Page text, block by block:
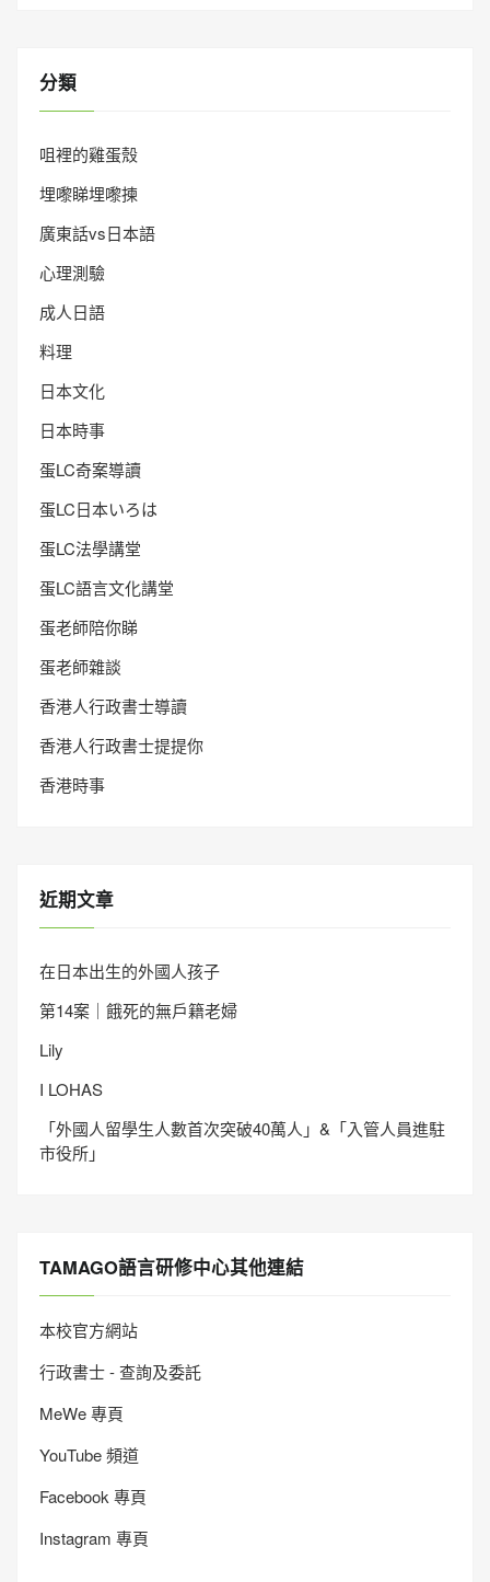
分類
咀裡的雞蛋殼
埋嚟睇埋嚟揀
廣東話vs日本語
心理測驗
成人日語
料理
日本文化
日本時事
蛋LC奇案導讀
蛋LC日本いろは
蛋LC法學講堂
蛋LC語言文化講堂
蛋老師陪你睇
蛋老師雜談
香港人行政書士導讀
香港人行政書士提提你
香港時事
近期文章
在日本出生的外國人孩子
第14案｜餓死的無戶籍老婦
Lily
I LOHAS
「外國人留學生人數首次突破40萬人」&「入管人員進駐
市役所」
TAMAGO語言研修中心其他連結
本校官方網站
行政書士 - 查詢及委託
MeWe 專頁
YouTube 頻道
Facebook 專頁
Instagram 專頁